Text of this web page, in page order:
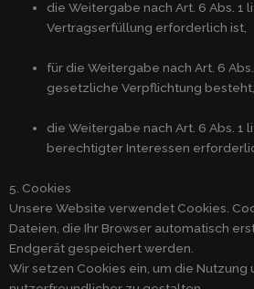
die Weitergabe nach Art. 6 Abs. 1
Vertragserfüllung erforderlich ist,
für die Weitergabe nach Art. 6
gesetzliche Verpflichtung
die Weitergabe nach Art. 6 Abs. 1
berechtigter Interessen
5. Cookies
Unsere Website verwendet Cookies.
Dateien, die Ihr Browser automatisch
Endgerät gespeichert werden.
Wir setzen Cookies ein, um die Nutzung